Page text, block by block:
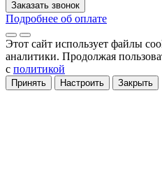
Заказать звонок
Подробнее об оплате
Этот сайт использует файлы
аналитики. Продолжая
с политикой
Принять Настроить Закрыть